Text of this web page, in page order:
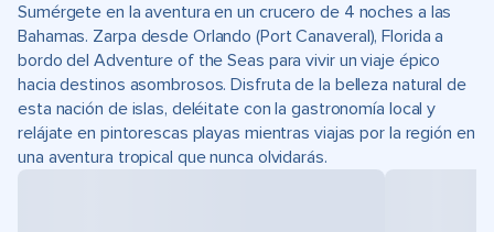
Sumérgete en la aventura en un crucero de 4 noches a las
Bahamas. Zarpa desde Orlando (Port Canaveral), Florida a
bordo del Adventure of the Seas para vivir un viaje épico
hacia destinos asombrosos. Disfruta de la belleza natural de
esta nación de islas, deléitate con la gastronomía local y
relájate en pintorescas playas mientras viajas por la región en
una aventura tropical que nunca olvidarás.